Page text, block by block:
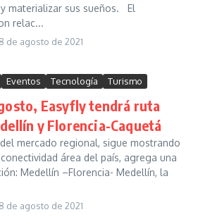
materializar sus sueños. El
relac...
de agosto de 2021
Eventos Tecnología Turismo
Easyfly tendrá ruta
y Florencia-Caquetá
mercado regional, sigue mostrando
área del país, agrega una
Medellín –Florencia- Medellín, la
de agosto de 2021